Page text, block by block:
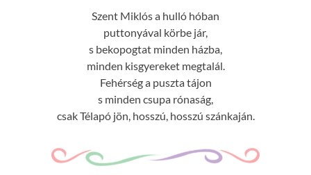
Szent Miklós a hulló hóban
puttonyával körbe jár,
s bekopogtat minden házba,
minden kisgyereket megtalál.
Fehérség a puszta tájon
s minden csupa rónaság,
csak Télapó jön, hosszú, hosszú szánkaján.